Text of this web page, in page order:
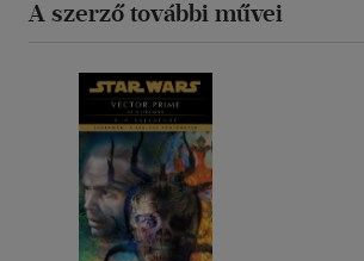
A szerző további művei